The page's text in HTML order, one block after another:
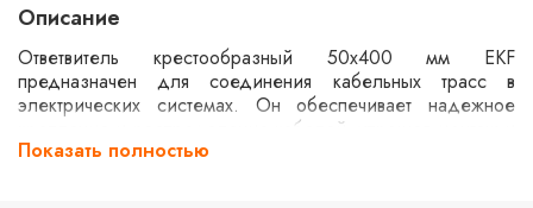
Описание
Ответвитель крестообразный 50х400 мм EKF
предназначен для соединения кабельных трасс в
электрических системах. Он обеспечивает надежное
крепление и распределение кабелей, упрощая монтаж и
обслуживание. Изделие выполнено из прочных
Показать полностью